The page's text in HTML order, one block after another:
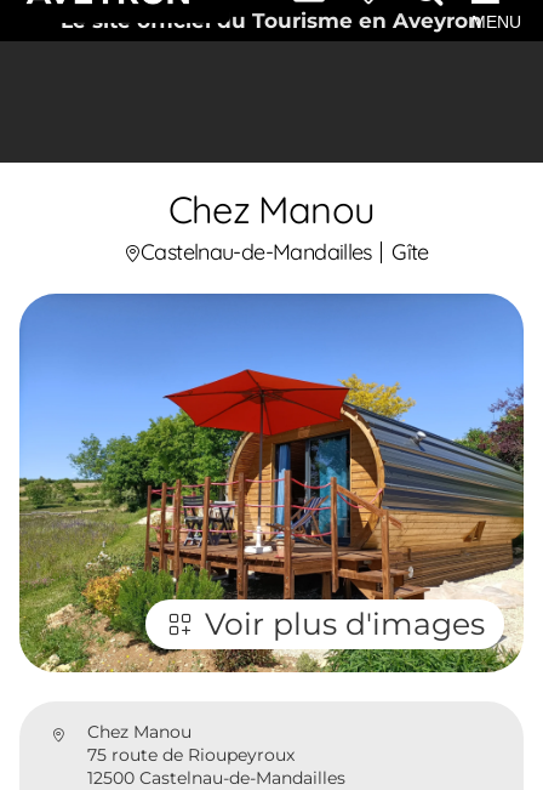
Le site officiel du Tourisme en AveyronMENU
Chez Manou
Castelnau-de-Mandailles Gîte
Voir plus d'images
Chez Manou
75 route de Rioupeyroux
12500 Castelnau-de-Mandailles